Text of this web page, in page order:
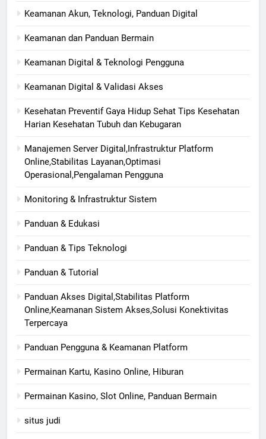
Keamanan Akun, Teknologi, Panduan Digital
Keamanan dan Panduan Bermain
Keamanan Digital & Teknologi Pengguna
Keamanan Digital & Validasi Akses
Kesehatan Preventif Gaya Hidup Sehat Tips Kesehatan
Harian Kesehatan Tubuh dan Kebugaran
Manajemen Server Digital,Infrastruktur Platform
Online,Stabilitas Layanan,Optimasi
Operasional,Pengalaman Pengguna
Monitoring & Infrastruktur Sistem
Panduan & Edukasi
Panduan & Tips Teknologi
Panduan & Tutorial
Panduan Akses Digital,Stabilitas Platform
Online,Keamanan Sistem Akses,Solusi Konektivitas
Terpercaya
Panduan Pengguna & Keamanan Platform
Permainan Kartu, Kasino Online, Hiburan
Permainan Kasino, Slot Online, Panduan Bermain
situs judi